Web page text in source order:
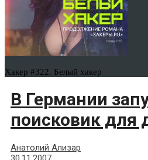
Хакер #322. Белый хакер
В Германии
поисковик для
Анатолий Ализар